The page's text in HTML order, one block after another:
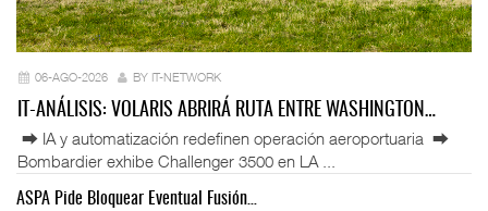
06-AGO-2026 BY IT-NETWORK
IT-ANÁLISIS: VOLARIS ABRIRÁ RUTA ENTRE WASHINGTON…
⮕ IA y automatización redefinen operación aeroportuaria ⮕
Bombardier exhibe Challenger 3500 en LA ...
ASPA Pide Bloquear Eventual Fusión…